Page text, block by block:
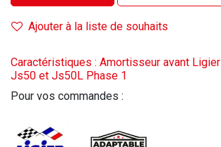
Ajouter à la liste de souhaits
Caractéristiques : Amortisseur avant Ligier
Js50 et Js50L Phase 1
Pour vos commandes :